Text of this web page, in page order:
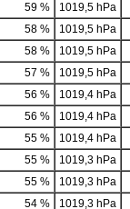
59 %
1019,5 hPa
58 %
1019,5 hPa
58 %
1019,5 hPa
57 %
1019,5 hPa
56 %
1019,4 hPa
56 %
1019,4 hPa
55 %
1019,4 hPa
55 %
1019,3 hPa
55 %
1019,3 hPa
54 %
1019,3 hPa